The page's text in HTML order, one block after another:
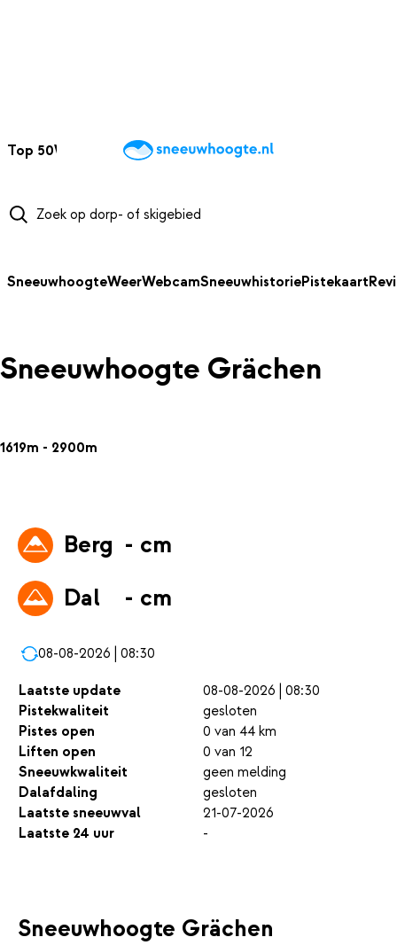
Top 50Webcams WintersportweerKaarten
SneeuwhoogteWeerWebcamSneeuwhistoriePistekaart
Sneeuwhoogte Grächen
1619m - 2900m
Berg - cm
Dal
- cm
08-08-2026 | 08:30
Laatste update
08-08-2026 | 08:30
Pistekwaliteit
gesloten
Pistes open
0 van 44 km
Liften open
0 van 12
Sneeuwkwaliteit
geen melding
Dalafdaling
gesloten
Laatste sneeuwval
21-07-2026
Laatste 24 uur
-
Sneeuwhoogte Grächen